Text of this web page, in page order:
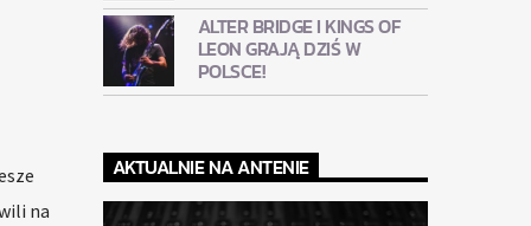
na
ALTER BRIDGE I KINGS OF
LEON GRAJĄ DZIŚ W
POLSCE!
AKTUALNIE NA ANTENIE